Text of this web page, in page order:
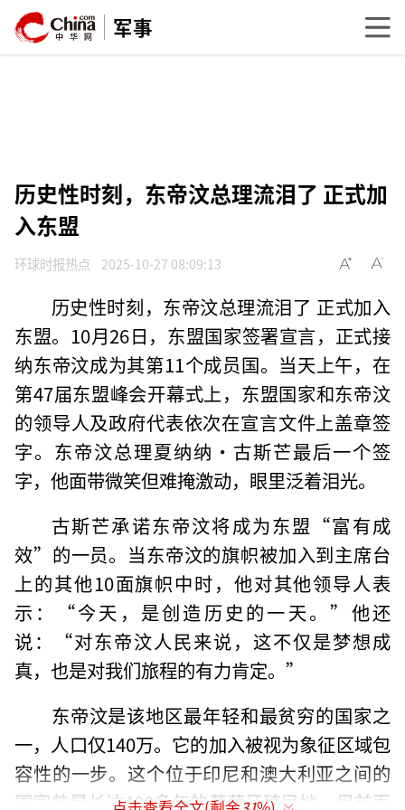
军事
历史性时刻，东帝汶总理流泪了 正式加
入东盟
环球时报热点 2025-10-27 08:09:13
历史性时刻，东帝汶总理流泪了 正式加入
东盟。10月26日，东盟国家签署宣言，正式接
纳东帝汶成为其第11个成员国。当天上午，在
第47届东盟峰会开幕式上，东盟国家和东帝汶
的领导人及政府代表依次在宣言文件上盖章签
字。东帝汶总理夏纳纳·古斯芒最后一个签
字，他面带微笑但难掩激动，眼里泛着泪光。
古斯芒承诺东帝汶将成为东盟“富有成
效”的一员。当东帝汶的旗帜被加入到主席台
上的其他10面旗帜中时，他对其他领导人表
示：“今天，是创造历史的一天。”他还
说：“对东帝汶人民来说，这不仅是梦想成
真，也是对我们旅程的有力肯定。”
东帝汶是该地区最年轻和最贫穷的国家之
一，人口仅140万。它的加入被视为象征区域包
容性的一步。这个位于印尼和澳大利亚之间的
国家曾是长达400多年的葡萄牙殖民地，目前面